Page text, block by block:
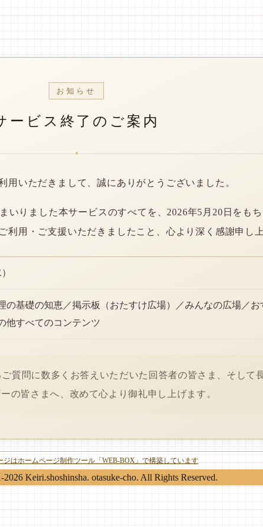
お知らせ
ービス終了のご案内
*
いただきまして、誠にありがとうございました。
いりました本サービスのすべてを、2026年5月20日をも
利用・ご支援いただきましたこと、心より深く感謝申し上
の基礎の知恵／掲示板（おたすけ広場）／みんなの広場／お
他すべてのコンテンツ
質問に数多くお答えいただいた回答者の皆さま、そして
の皆さまへ、改めて心より御礼申し上げます。
ジはホームページ制作ツール「WEB-BOX」で構築しています
Keiri.shoshinsha. otasuke-cho. All Rights Reserved.